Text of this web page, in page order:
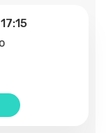
17:15